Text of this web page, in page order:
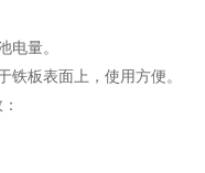
电量。
铁板表面上，使用方便。